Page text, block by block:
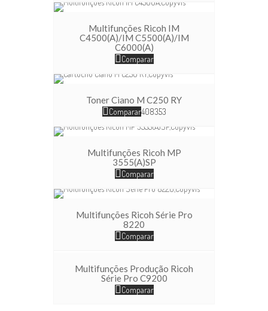
Multifunções Ricoh IM
C4500(A)/IM C5500(A)/IM
C6000(A)
Comparar
Toner Ciano M C250 RY
Comparar408353
Multifunções Ricoh MP
3555(A)SP
Comparar
Multifunções Ricoh Série Pro
8220
Comparar
Multifunções Produção Ricoh
Série Pro C9200
Comparar